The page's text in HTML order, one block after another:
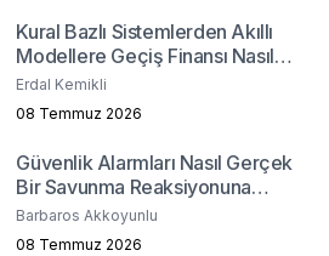
Kural Bazlı Sistemlerden Akıllı
Modellere Geçiş Finansı Nasıl
Değiştirdi?
Erdal Kemikli
08 Temmuz 2026
Güvenlik Alarmları Nasıl Gerçek
Bir Savunma Reaksiyonuna
Dönüşür ?
Barbaros Akkoyunlu
08 Temmuz 2026